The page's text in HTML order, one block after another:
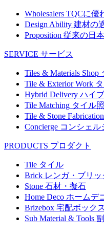
Wholesalers TQCに優
Design Ability 建材の
Proposition 従来の日
SERVICE サービス
Tiles & Materials Shop
Tile & Exterior Work
Hybrid Delivery ハイ
Tile Matching タイル
Tile & Stone Fabrication
Concierge コンシェル
PRODUCTS プロダクト
Tile タイル
Brick レンガ・ブリッ
Stone 石材・擬石
Home Deco ホームデ
Brizebox 宅配ボック
Sub Material & Tools